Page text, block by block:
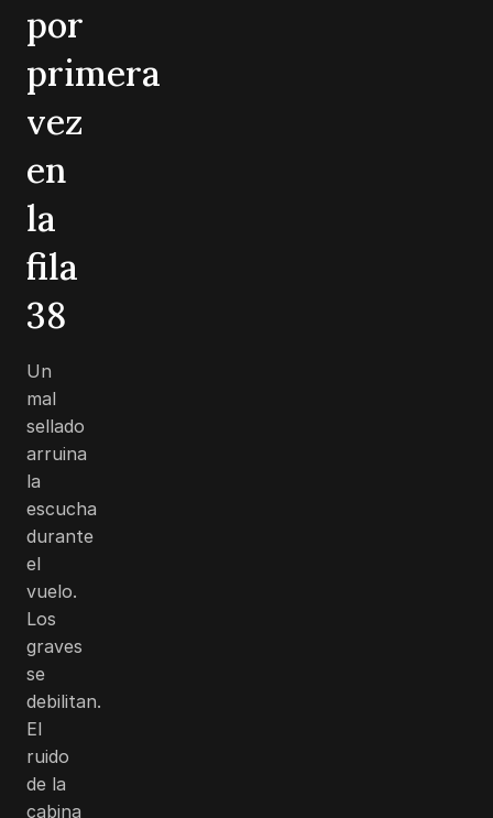
por
primera
vez
en
la
fila
38
Un
mal
sellado
arruina
la
escucha
durante
el
vuelo.
Los
graves
se
debilitan.
El
ruido
de la
cabina